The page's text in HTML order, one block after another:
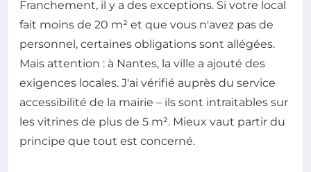
Franchement, il y a des exceptions. Si votre local
fait moins de 20 m² et que vous n'avez pas de
personnel, certaines obligations sont allégées.
Mais attention : à Nantes, la ville a ajouté des
exigences locales. J'ai vérifié auprès du service
accessibilité de la mairie – ils sont intraitables sur
les vitrines de plus de 5 m². Mieux vaut partir du
principe que tout est concerné.